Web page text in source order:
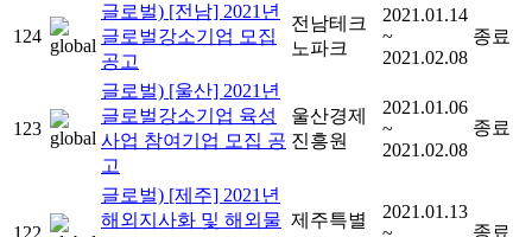
124
글로벌) [전남] 2021년
글로벌강소기업 모집
공고
전남테크
노파크
2021.01.14
~
2021.02.08
종료
123
글로벌) [울산] 2021년
글로벌강소기업 육성
사업 참여기업 모집 공
고
울산경제
진흥원
2021.01.06
~
2021.02.08
종료
글로벌) [제주] 2021년
해외지사화 및 해외물 제주특별
2021.01.13
종료